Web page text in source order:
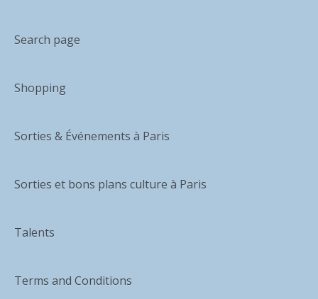
Search page
Shopping
Sorties & Événements à Paris
Sorties et bons plans culture à Paris
Talents
Terms and Conditions